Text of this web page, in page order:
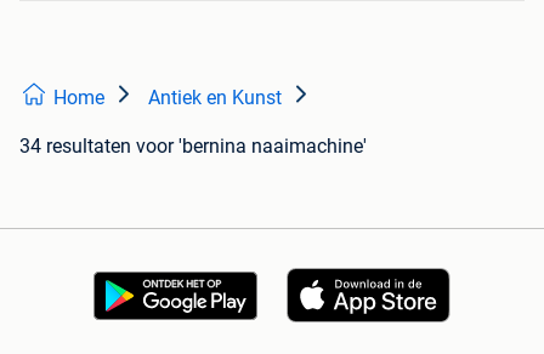
Home Antiek en Kunst
34 resultaten voor 'bernina naaimachine'